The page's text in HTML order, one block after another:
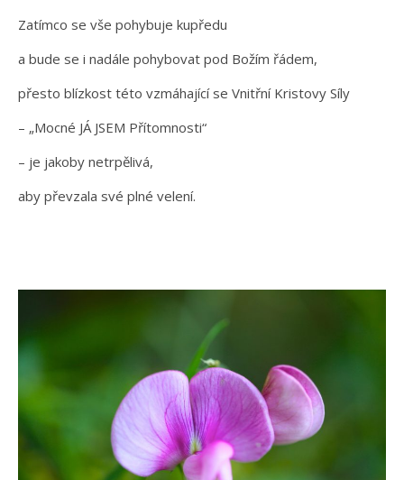
Zatímco se vše pohybuje kupředu
a bude se i nadále pohybovat pod Božím řádem,
přesto blízkost této vzmáhající se Vnitřní Kristovy Síly
– „Mocné JÁ JSEM Přítomnosti“
– je jakoby netrpělivá,
aby převzala své plné velení.